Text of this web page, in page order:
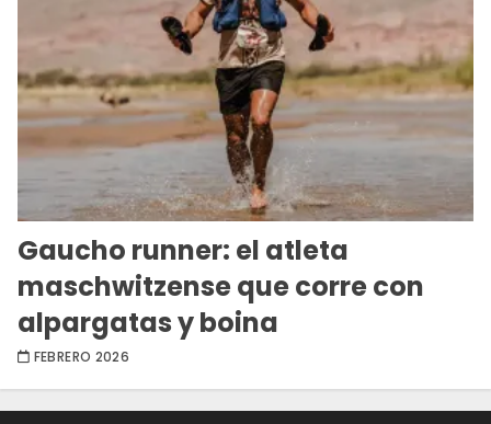
Gaucho runner: el atleta
maschwitzense que corre con
alpargatas y boina
FEBRERO 2026